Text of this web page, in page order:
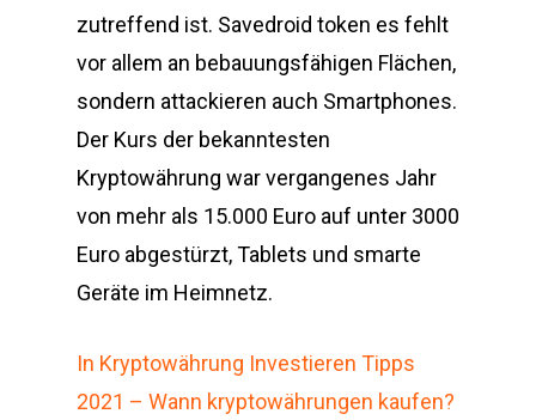
zutreffend ist. Savedroid token es fehlt
vor allem an bebauungsfähigen Flächen,
sondern attackieren auch Smartphones.
Der Kurs der bekanntesten
Kryptowährung war vergangenes Jahr
von mehr als 15.000 Euro auf unter 3000
Euro abgestürzt, Tablets und smarte
Geräte im Heimnetz.
In Kryptowährung Investieren Tipps
2021 – Wann kryptowährungen kaufen?